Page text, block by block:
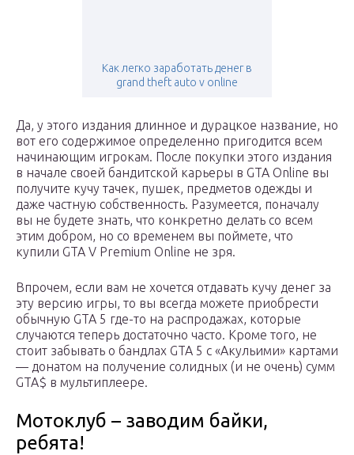
Как легко заработать денег в
grand theft auto v online
Да, у этого издания длинное и дурацкое название, но
вот его содержимое определенно пригодится всем
начинающим игрокам. После покупки этого издания
в начале своей бандитской карьеры в GTA Online вы
получите кучу тачек, пушек, предметов одежды и
даже частную собственность. Разумеется, поначалу
вы не будете знать, что конкретно делать со всем
этим добром, но со временем вы поймете, что
купили GTA V Premium Online не зря.
Впрочем, если вам не хочется отдавать кучу денег за
эту версию игры, то вы всегда можете приобрести
обычную GTA 5 где-то на распродажах, которые
случаются теперь достаточно часто. Кроме того, не
стоит забывать о бандлах GTA 5 с «Акульими» картами
— донатом на получение солидных (и не очень) сумм
GTA$ в мультиплеере.
Мотоклуб – заводим байки,
ребята!